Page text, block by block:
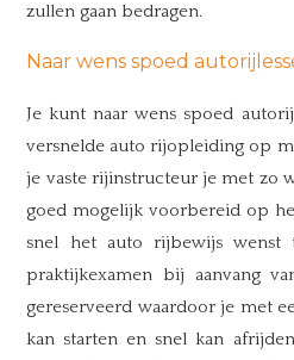
zullen gaan bedragen.
Naar wens spoed
Je kunt naar wens spoed
versnelde auto rijopleiding op
je vaste rijinstructeur je met zo
goed mogelijk voorbereid op
snel het auto rijbewijs wenst
praktijkexamen bij aanvang
gereserveerd waardoor je met
kan starten en snel kan